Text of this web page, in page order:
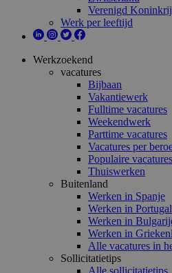
Verenigd
Werk per leeftijd
Werkzoekend
vacatures
Bijbaan
Vakantiewerk
Fulltime vacatures
Weekendwerk
Parttime vacatures
Vacatures per
Populaire vacatures
Thuiswerken
Buitenland
Werken in Spanje
Werken in Portugal
Werken in
Werken in
Alle vacatures in
Sollicitatietips
Alle sollicitatietips